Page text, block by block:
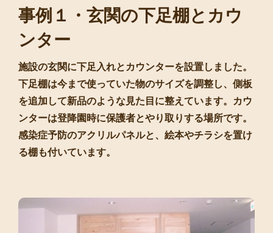
事例１・玄関の下足棚とカウ
ンター
施設の玄関に下足入れとカウンターを設置しました。
下足棚は今まで使っていた物のサイズを調整し、側板
を追加して新品のような見た目に整えています。カウ
ンターは登降園時に保護者とやり取りする場所です。
感染症予防のアクリルパネルと、絵本やチラシを置け
る棚も付いています。